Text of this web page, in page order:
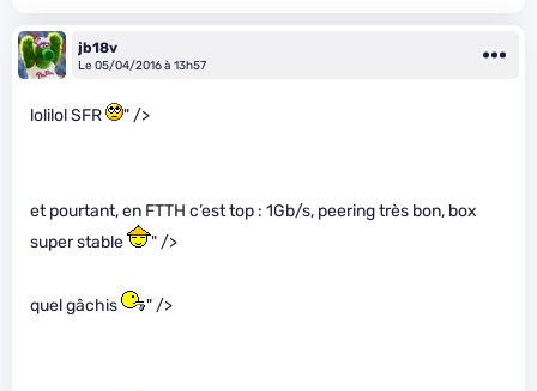
jb18v
Le 05/04/2016 à 13h57
lolilol SFR " />
et pourtant, en FTTH c’est top : 1Gb/s, peering très bon, box
super stable
" />
quel gâchis " />